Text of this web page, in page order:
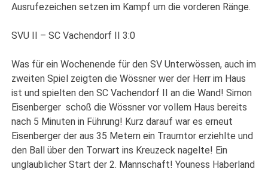
Ausrufezeichen setzen im Kampf um die vorderen Ränge.
SVU II – SC Vachendorf II 3:0
Was für ein Wochenende für den SV Unterwössen, auch im
zweiten Spiel zeigten die Wössner wer der Herr im Haus
ist und spielten den SC Vachendorf II an die Wand! Simon
Eisenberger schoß die Wössner vor vollem Haus bereits
nach 5 Minuten in Führung! Kurz darauf war es erneut
Eisenberger der aus 35 Metern ein Traumtor erziehlte und
den Ball über den Torwart ins Kreuzeck nagelte! Ein
unglaublicher Start der 2. Mannschaft! Youness Haberland